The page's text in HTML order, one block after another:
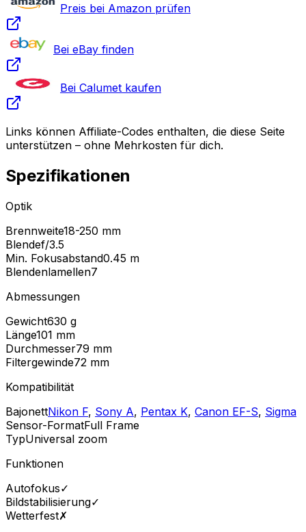
Preis bei Amazon prüfen
Bei eBay finden
Bei Calumet kaufen
Links können Affiliate-Codes enthalten, die diese Seite
unterstützen – ohne Mehrkosten für dich.
Spezifikationen
Optik
Brennweite18-250 mm
Blendef/3.5
Min. Fokusabstand0.45 m
Blendenlamellen7
Abmessungen
Gewicht630 g
Länge101 mm
Durchmesser79 mm
Filtergewinde72 mm
Kompatibilität
BajonettNikon F, Sony A, Pentax K, Canon EF-S, Sigma
Sensor-FormatFull Frame
TypUniversal zoom
Funktionen
Autofokus✓
Bildstabilisierung✓
Wetterfest✗